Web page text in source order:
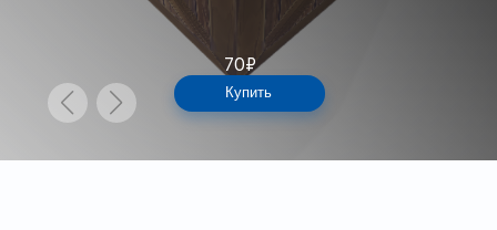
70₽
Купить